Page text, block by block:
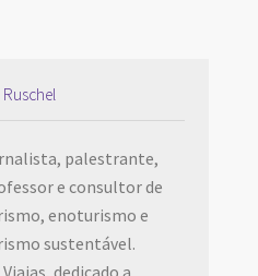
palestrante,
e consultor de
enoturismo e
sustentável.